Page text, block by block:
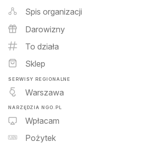
Spis organizacji
Darowizny
To działa
Sklep
SERWISY REGIONALNE
Warszawa
NARZĘDZIA NGO.PL
Wpłacam
Pożytek